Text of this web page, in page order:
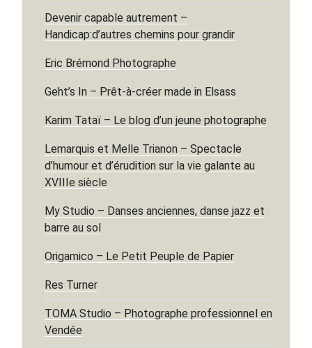
Devenir capable autrement –
Handicap:d’autres chemins pour grandir
Eric Brémond Photographe
Geht’s In – Prêt-à-créer made in Elsass
Karim Tataï – Le blog d’un jeune photographe
Lemarquis et Melle Trianon – Spectacle
d’humour et d’érudition sur la vie galante au
XVIIIe siècle
My Studio – Danses anciennes, danse jazz et
barre au sol
Origamico – Le Petit Peuple de Papier
Res Turner
TOMA Studio – Photographe professionnel en
Vendée